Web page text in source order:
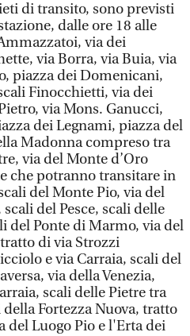
di transito, sono previsti
dalle ore 18 alle
via dei
via Borra, via Buia, via
piazza dei Domenicani,
Finocchietti, via dei
via Mons. Ganucci,
dei Legnami, piazza del
Madonna compreso tra
via del Monte d’Oro
che potranno transitare in
del Monte Pio, via del
del Pesce, scali delle
del Ponte di Marmo, via del
di via Strozzi
e via Carraia, scali del
via della Venezia,
scali delle Pietre tra
Fortezza Nuova, tratto
del Luogo Pio e l'Erta dei